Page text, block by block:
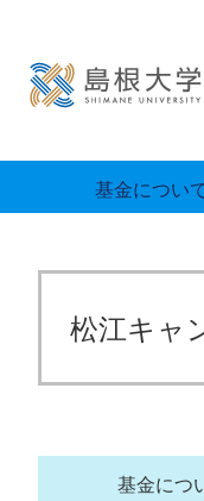
基金につい
松江キャ
基金につ